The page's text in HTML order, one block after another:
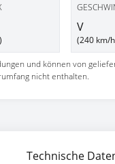
V
(240 km/
und können von
nicht enthalten.
Technische